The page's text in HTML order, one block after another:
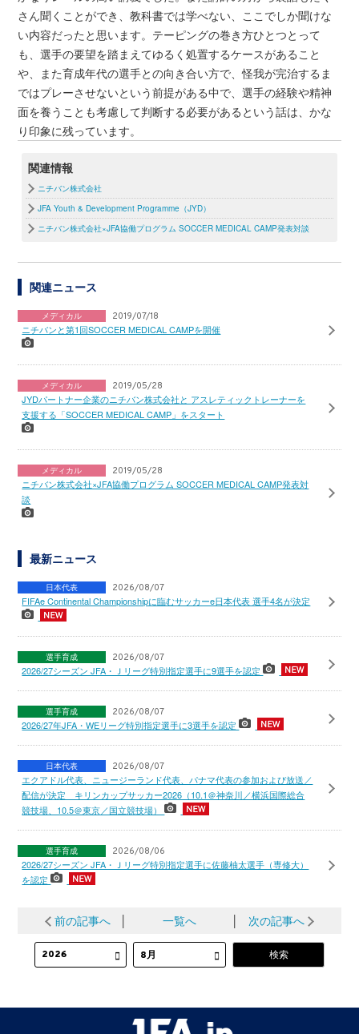
さん聞くことができ、教科書では学べない、ここでしか聞けな
い内容だったと思います。テーピングの巻き方ひとつとって
も、選手の要望を踏まえてゆるく処置するケースがあること
や、また育成年代の選手との向き合い方で、怪我が完治するま
ではプレーさせないという前提がある中で、選手の経験や精神
面を養うことも考慮して判断する必要があるという話は、かな
り印象に残っています。
関連情報
ニチバン株式会社
JFA Youth & Development Programme（JYD）
ニチバン株式会社×JFA協働プログラム SOCCER MEDICAL CAMP発表対談
関連ニュース
メディカル 2019/07/18
ニチバンと第1回SOCCER MEDICAL CAMPを開催
メディカル 2019/05/28
JYDパートナー企業のニチバン株式会社と アスレティックトレーナーを
支援する「SOCCER MEDICAL CAMP」をスタート
メディカル 2019/05/28
ニチバン株式会社×JFA協働プログラム SOCCER MEDICAL CAMP発表対
談
最新ニュース
日本代表 2026/08/07
FIFAe Continental Championshipに臨むサッカーe日本代表 選手4名が決定
選手育成 2026/08/07
2026/27シーズン JFA・Ｊリーグ特別指定選手に9選手を認定
選手育成 2026/08/07
2026/27年JFA・WEリーグ特別指定選手に3選手を認定
日本代表 2026/08/07
エクアドル代表、ニュージーランド代表、パナマ代表の参加および放送／
配信が決定 キリンカップサッカー2026（10.1＠神奈川／横浜国際総合
競技場、10.5＠東京／国立競技場）
選手育成 2026/08/06
2026/27シーズン JFA・Ｊリーグ特別指定選手に佐藤柚太選手（専修大）
を認定
前の記事へ 一覧へ 次の記事へ